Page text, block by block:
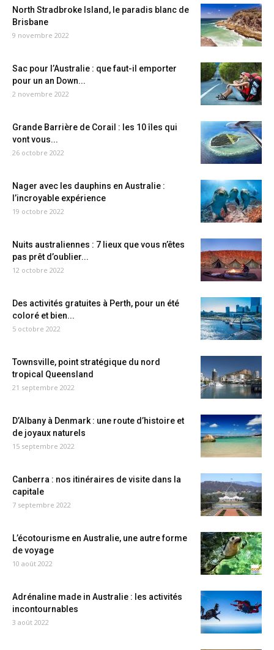
North Stradbroke Island, le paradis blanc de
Brisbane
9 novembre 2022
Sac pour l’Australie : que faut-il emporter
pour un an Down...
2 novembre 2022
Grande Barrière de Corail : les 10 îles qui
vont vous...
26 octobre 2022
Nager avec les dauphins en Australie :
l’incroyable expérience
19 octobre 2022
Nuits australiennes : 7 lieux que vous n’êtes
pas prêt d’oublier...
12 octobre 2022
Des activités gratuites à Perth, pour un été
coloré et bien...
5 octobre 2022
Townsville, point stratégique du nord
tropical Queensland
21 septembre 2022
D’Albany à Denmark : une route d’histoire et
de joyaux naturels
15 septembre 2022
Canberra : nos itinéraires de visite dans la
capitale
7 septembre 2022
L’écotourisme en Australie, une autre forme
de voyage
10 août 2022
Adrénaline made in Australie : les activités
incontournables
3 août 2022